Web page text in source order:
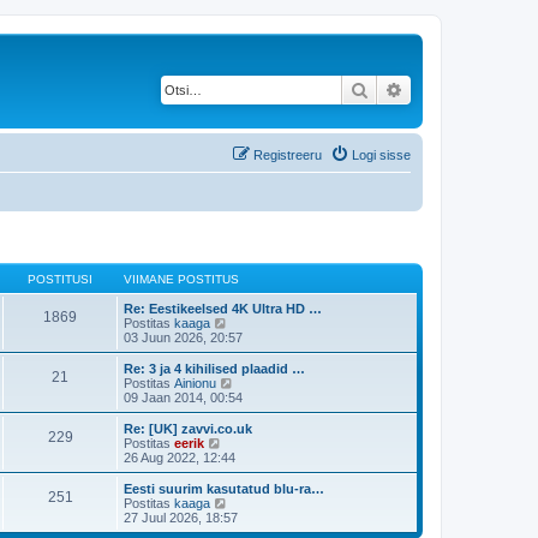
Otsi
Logi sisse
Registreeru
POSTITUSI VIIMANE POSTITUS
1869
Re: Eestikeelsed 4K Ultra HD …
Postitas kaaga
a
a
t
a
v
m
a
s
p
s
03 Juun 2026, 20:57
21
Re: 3 ja 4 kihilised plaadid …
Postitas Ainionu
a
a
t
v
m
a
s
09 Jaan 2014, 00:54
229
Re: [UK] zavvi.co.uk
Postitas eerik
a
a
t
a
v
26 Aug 2022, 12:44
251
Eesti suurim kasutatud blu-ra…
Postitas kaaga
a
a
27 Juul 2026, 18:57